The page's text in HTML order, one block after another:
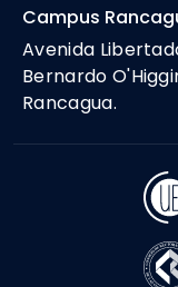
Campus
Avenida
Bernardo
Rancagua.